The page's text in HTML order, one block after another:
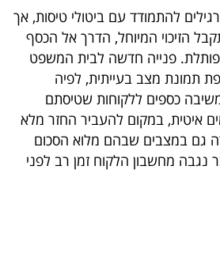
להתמודד עם ביטולי טיסות, אך
הזיכוי המיוחל, הדרך אל הכסף
פנייה חדשה לבית המשפט
תמונת מצב בעייתית, לפיה
כספים ללקוחות שטיסתם
איטית, במקום להעביר החזר מלא
גם במצבים שבהם מלוא הסכום
נגבה מחשבון הלקוח זמן רב לפני